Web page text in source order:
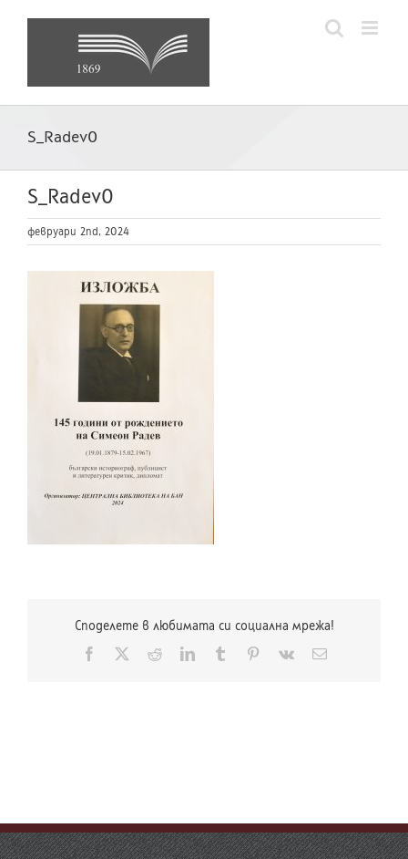
S_Radev0
S_Radev0
февруари 2nd, 2024
Споделете в любимата си социална мрежа!
Facebook RedditLinkedInTumblr Pinterest
Vk
Електронна